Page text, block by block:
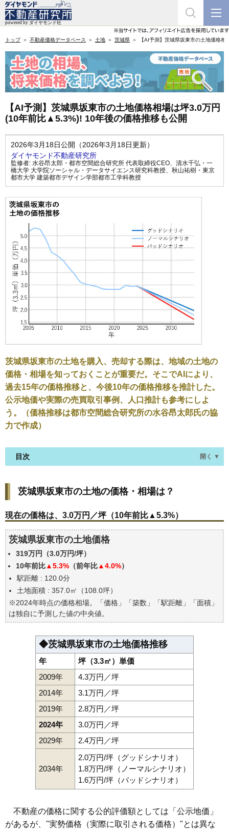
トップ 不動産価格データベース 土地 茨城県 【AI予測】茨城県坂東市の土地価格
【AI予測】茨城県坂東市の土地価格相場は坪3.0万円
(10年前比▲5.3%)! 10年後の価格推移も公開
2026年3月18日公開（2026年3月18日更新）
ダイヤモンド不動産研究所
監修者: 水谷昂太郎・都市空間総合研究所 代表取締役CEO、 清水千弘・一
橋大学 大学院ソーシャル・データサイエンス研究科教授、 秋山祐樹・東京
都市大学 建築都市デザイン学部都市工学科教授
茨城県坂東市の土地を購入、売却する際は、地域の土地の
価格・相場を知っておくことが重要だ。そこでAIにより、
過去15年の価格推移と、今後10年の価格推移を推計した。
公示地価や実際の売買取引事例、人口推計も参考にしよ
う。（価格推移は都市空間総合研究所の水谷昂太郎氏の協
力で作成）
目次 開く ▼
現在の価格は、3.0万円／坪（10年前比▲5.3%）
価格を詳細に分析しよう
茨城県坂東市の土地の過去の売買事例
公示地価はいくら
エリアの将来性を人口予想から検討しよう
自分の年収でいくらの不動産が買える？
茨城県坂東市の土地の価格・相場は？
現在の価格は、3.0万円／坪（10年前比▲5.3%）
茨城県坂東市の土地価格
319万円（3.0万円/坪）
10年前比▲5.3% （前年比▲4.0%）
駅距離 : 120.0分
土地面積 : 357.0㎡（108.0坪）
※2024年時点の価格相場。「価格」「築数」「駅距離」「面積」
は独自に予測した値の中央値。
◆茨城県坂東市の土地価格推移
年
坪（3.3㎡）単価
2009年
4.3万円／坪
2014年
3.1万円／坪
2019年
2.8万円／坪
2024年
3.0万円／坪
2029年
2.4万円／坪
2034年
2.0万円/坪（グッドシナリオ）
1.8万円/坪（ノーマルシナリオ）
1.6万円/坪（バッドシナリオ）
不動産の価格に関する公的評価額としては「公示地価」
があるが、"実勢価格（実際に取引される価格）"とは異な